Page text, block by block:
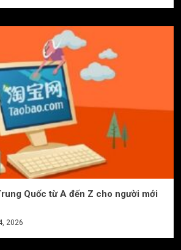
Quốc từ A đến Z cho người mới
2026